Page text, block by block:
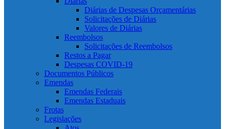
Diárias de Despesas Orçamentárias
Solicitações de Diárias
Valores de Diárias
Reembolsos
Solicitações de Reembolsos
Restos a Pagar
Despesas COVID-19
Documentos Públicos
Emendas
Emendas Federais
Emendas Estaduais
Frotas
Legislações